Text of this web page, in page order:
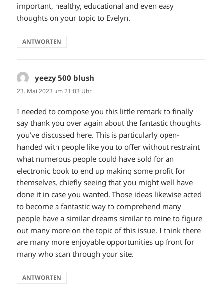
important, healthy, educational and even easy
thoughts on your topic to Evelyn.
ANTWORTEN
yeezy 500 blush
23. Mai 2023 um 21:03 Uhr
I needed to compose you this little remark to finally
say thank you over again about the fantastic thoughts
you’ve discussed here. This is particularly open-
handed with people like you to offer without restraint
what numerous people could have sold for an
electronic book to end up making some profit for
themselves, chiefly seeing that you might well have
done it in case you wanted. Those ideas likewise acted
to become a fantastic way to comprehend many
people have a similar dreams similar to mine to figure
out many more on the topic of this issue. I think there
are many more enjoyable opportunities up front for
many who scan through your site.
ANTWORTEN